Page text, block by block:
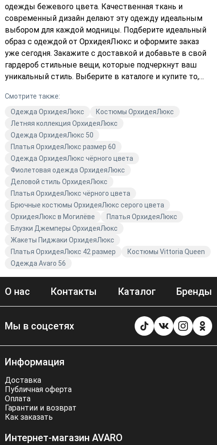
одежды бежевого цвета. Качественная ткань и
современный дизайн делают эту одежду идеальным
выбором для каждой модницы. Подберите идеальный
образ с одеждой от ОрхидеяЛюкс и оформите заказ
уже сегодня. Закажите с доставкой и добавьте в свой
гардероб стильные вещи, которые подчеркнут ваш
уникальный стиль. Выберите в каталоге и купите то,
цвет — это символ элегантности и утонченности. Не
упустите возможность приобрести качественную
одежду, которая станет основой вашего гардероба.
Купите одежду от ОрхидеяЛюкс и убедитесь в её
высоком качестве.
Смотрите также:
Одежда ОрхидеяЛюкс
Костюмы ОрхидеяЛюкс
Летняя коллекция ОрхидеяЛюкс
Одежда ОрхидеяЛюкс 50
Платья ОрхидеяЛюкс размер 60
Одежда ОрхидеяЛюкс чёрного цвета
Фиолетовая одежда ОрхидеяЛюкс
Деловой стиль ОрхидеяЛюкс
Платья ОрхидеяЛюкс чёрного цвета
Брючные костюмы ОрхидеяЛюкс серого цвета
ОрхидеяЛюкс в Могилёве
Платья ОрхидеяЛюкс
Блузки Джемперы ОрхидеяЛюкс
Жакеты Пиджаки ОрхидеяЛюкс
Платья ОрхидеяЛюкс 42 размер
Костюмы Vittoria Queen
Одежда Avaro 56
О нас Контакты Каталог Бренды
Мы в соцсетях
Информация
Доставка
Публичная оферта
Оплата
Гарантии и возврат
Как заказать
Интернет-магазин AVARO